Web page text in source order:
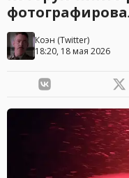
Коэн (Twitter)
18:20, 18 мая 2026